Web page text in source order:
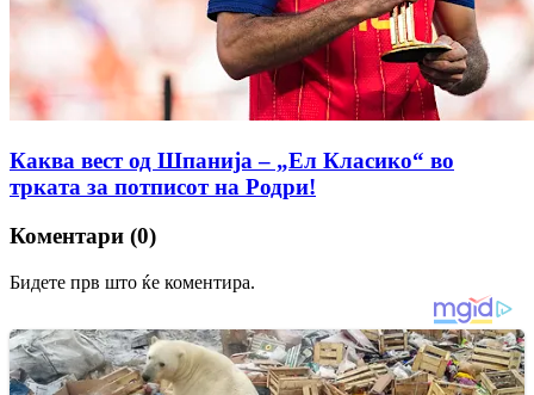
Каква вест од Шпанија – „Ел Класико“ во
трката за потписот на Родри!
Коментари (0)
Бидете прв што ќе коментира.